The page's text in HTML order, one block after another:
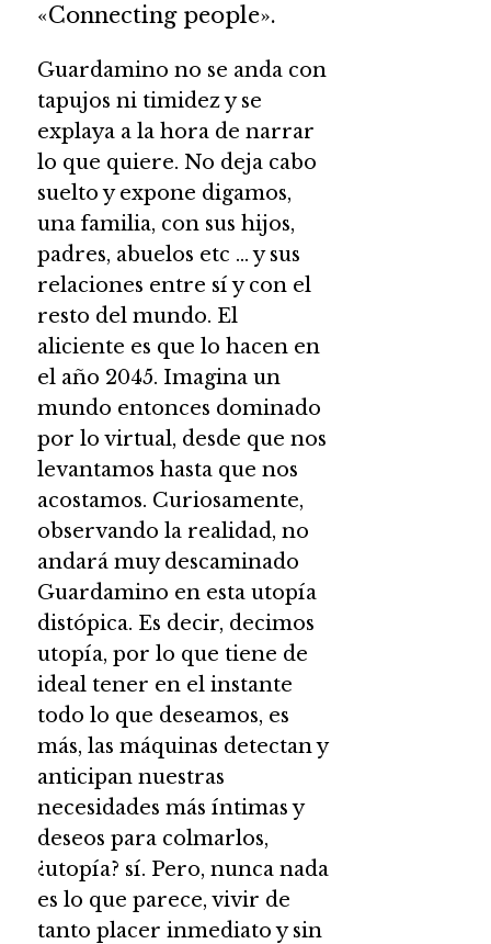
«Connecting people».
Guardamino no se anda con
tapujos ni timidez y se
explaya a la hora de narrar
lo que quiere. No deja cabo
suelto y expone digamos,
una familia, con sus hijos,
padres, abuelos etc … y sus
relaciones entre sí y con el
resto del mundo. El
aliciente es que lo hacen en
el año 2045. Imagina un
mundo entonces dominado
por lo virtual, desde que nos
levantamos hasta que nos
acostamos. Curiosamente,
observando la realidad, no
andará muy descaminado
Guardamino en esta utopía
distópica. Es decir, decimos
utopía, por lo que tiene de
ideal tener en el instante
todo lo que deseamos, es
más, las máquinas detectan y
anticipan nuestras
necesidades más íntimas y
deseos para colmarlos,
¿utopía? sí. Pero, nunca nada
es lo que parece, vivir de
tanto placer inmediato y sin